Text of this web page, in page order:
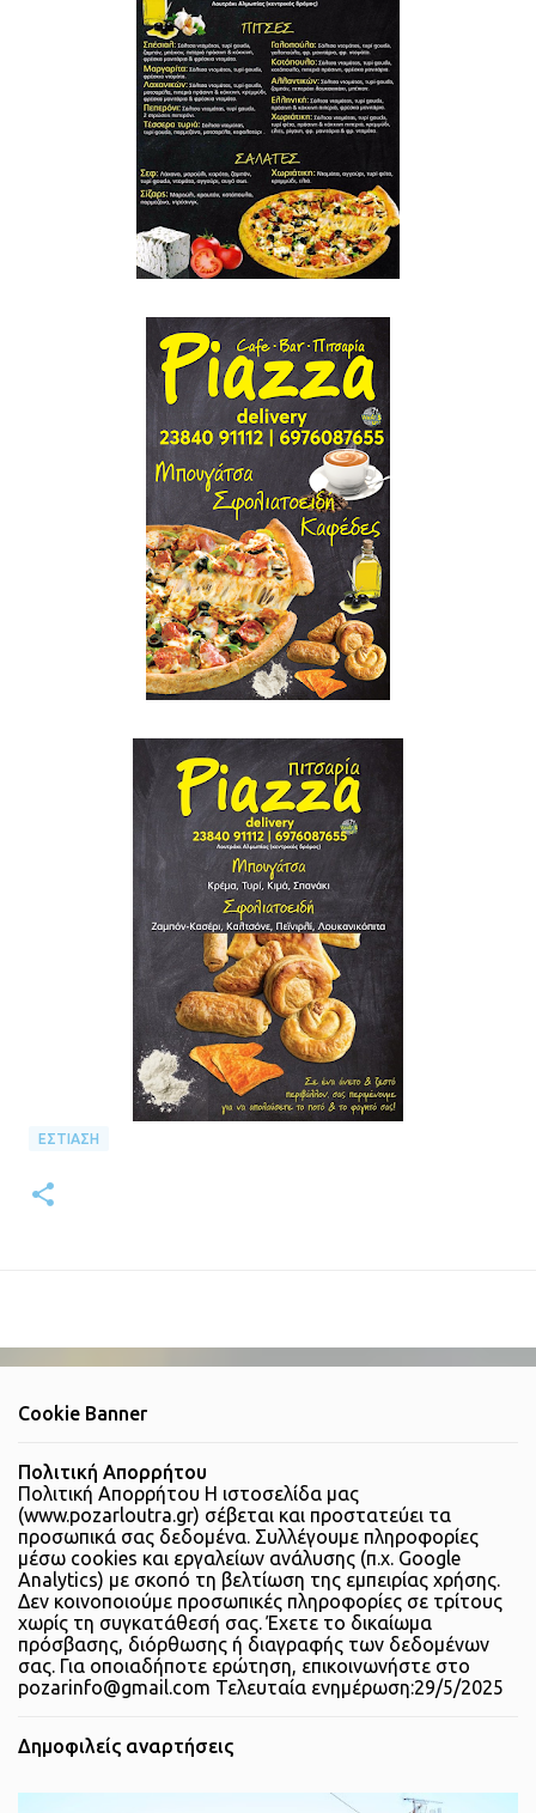
ΕΣΤΊΑΣΗ
Cookie Banner
Πολιτική Απορρήτου
Πολιτική Απορρήτου Η ιστοσελίδα μας
(www.pozarloutra.gr) σέβεται και προστατεύει τα
προσωπικά σας δεδομένα. Συλλέγουμε πληροφορίες
μέσω cookies και εργαλείων ανάλυσης (π.χ. Google
Analytics) με σκοπό τη βελτίωση της εμπειρίας χρήσης.
Δεν κοινοποιούμε προσωπικές πληροφορίες σε τρίτους
χωρίς τη συγκατάθεσή σας. Έχετε το δικαίωμα
πρόσβασης, διόρθωσης ή διαγραφής των δεδομένων
σας. Για οποιαδήποτε ερώτηση, επικοινωνήστε στο
pozarinfo@gmail.com Τελευταία ενημέρωση:29/5/2025
Δημοφιλείς αναρτήσεις